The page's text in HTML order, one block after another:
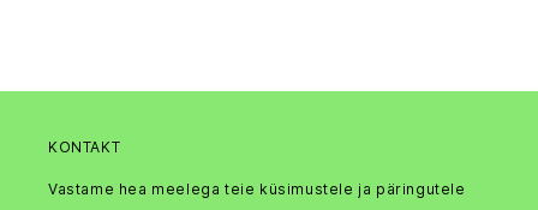
KONTAKT
Vastame hea meelega teie küsimustele ja päringutele